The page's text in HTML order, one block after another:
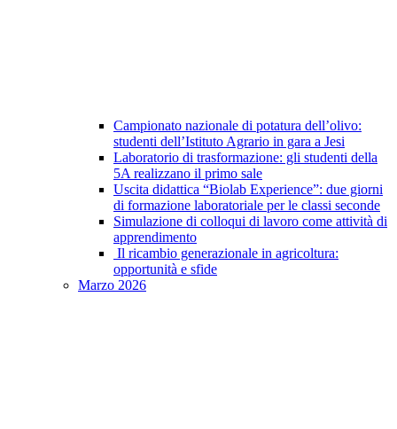
Campionato nazionale di potatura dell’olivo:
studenti dell’Istituto Agrario in gara a Jesi
Laboratorio di trasformazione: gli studenti della
5A realizzano il primo sale
Uscita didattica “Biolab Experience”: due giorni
di formazione laboratoriale per le classi seconde
Simulazione di colloqui di lavoro come attività di
apprendimento
Il ricambio generazionale in agricoltura:
opportunità e sfide
Marzo 2026